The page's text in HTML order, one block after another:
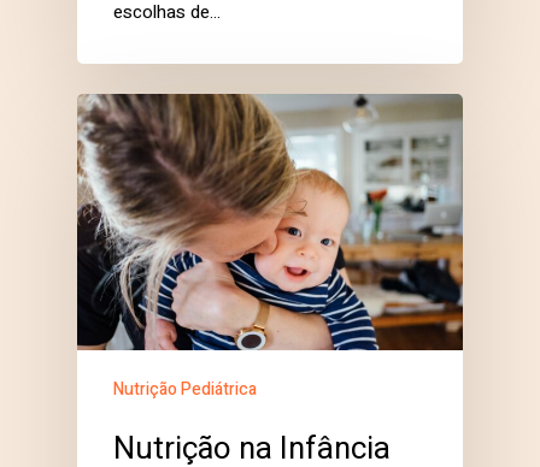
escolhas de…
Nutrição Pediátrica
Nutrição na Infância